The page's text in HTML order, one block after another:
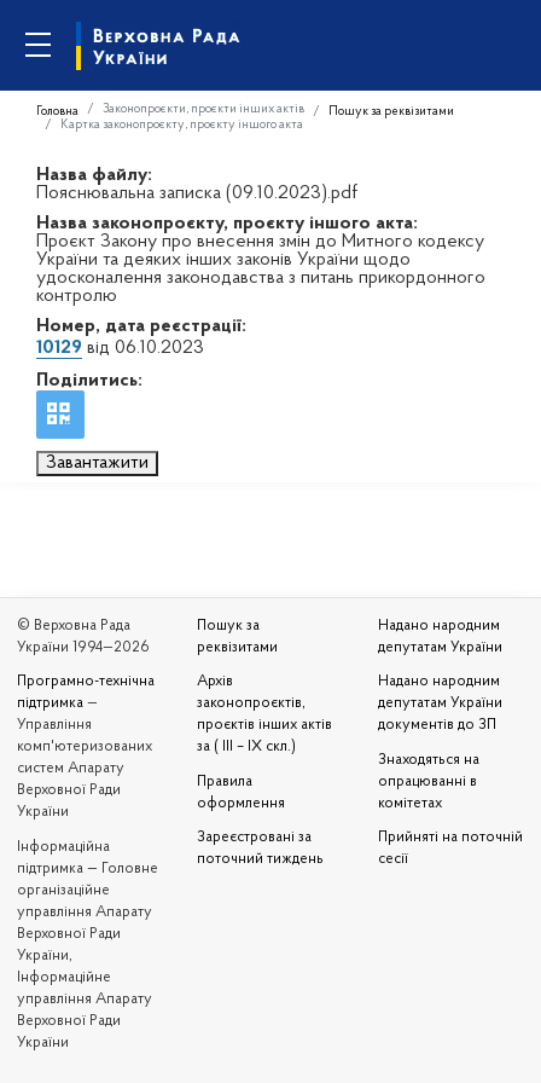
Головна Законопроєкти, проєкти інших актів
Пошук за реквізитами
Картка законопроєкту, проєкту іншого акта
Назва файлу:
Пояснювальна записка (09.10.2023).pdf
Назва законопроєкту, проєкту іншого акта:
Проєкт Закону про внесення змін до Митного кодексу
України та деяких інших законів України щодо
удосконалення законодавства з питань прикордонного
контролю
Номер, дата реєстрації:
10129 від 06.10.2023
Поділитись:
Завантажити
© Верховна Рада
України 1994—2026
Програмно-технічна
підтримка —
Управління
комп'ютеризованих
систем Апарату
Верховної Ради
України
Iнформаційна
підтримка — Головне
організаційне
управління Апарату
Верховної Ради
України,
Інформаційне
управління Апарату
Верховної Ради
України
Пошук за
реквізитами
Архів
законопроєктів,
проєктів інших актів
за ( III – IX скл.)
Правила
оформлення
Зареєстровані за
поточний тиждень
Надано народним
депутатам України
Надано народним
депутатам України
документів до ЗП
Знаходяться на
опрацюванні в
комітетах
Прийняті на поточній
сесії